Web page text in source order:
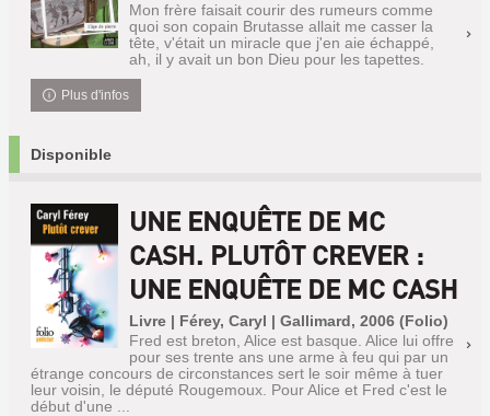
Mon frère faisait courir des rumeurs comme
quoi son copain Brutasse allait me casser la
tête, v'était un miracle que j'en aie échappé,
ah, il y avait un bon Dieu pour les tapettes.
Plus d'infos
Disponible
UNE ENQUÊTE DE MC
CASH. PLUTÔT CREVER :
UNE ENQUÊTE DE MC CASH
Livre | Férey, Caryl | Gallimard, 2006 (Folio)
Fred est breton, Alice est basque. Alice lui offre
pour ses trente ans une arme à feu qui par un
étrange concours de circonstances sert le soir même à tuer
leur voisin, le député Rougemoux. Pour Alice et Fred c'est le
début d'une ...